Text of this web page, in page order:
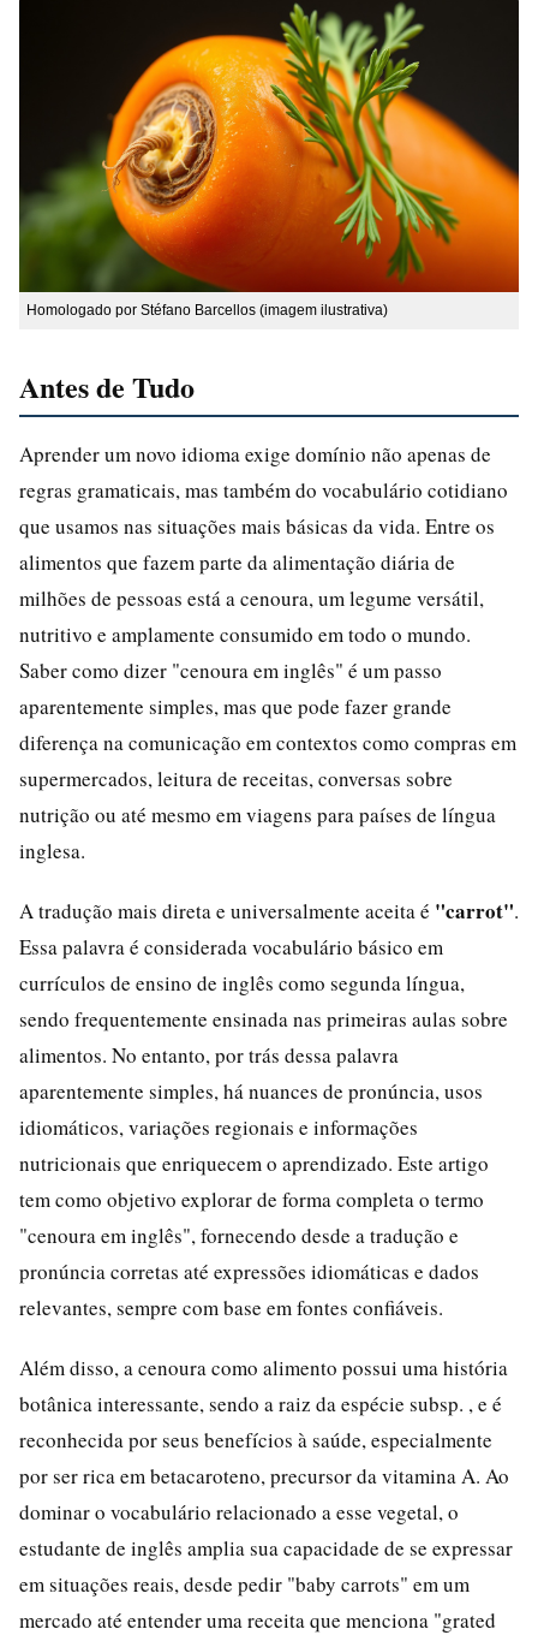
Homologado por Stéfano Barcellos (imagem ilustrativa)
Antes de Tudo
Aprender um novo idioma exige domínio não apenas de
regras gramaticais, mas também do vocabulário cotidiano
que usamos nas situações mais básicas da vida. Entre os
alimentos que fazem parte da alimentação diária de
milhões de pessoas está a cenoura, um legume versátil,
nutritivo e amplamente consumido em todo o mundo.
Saber como dizer "cenoura em inglês" é um passo
aparentemente simples, mas que pode fazer grande
diferença na comunicação em contextos como compras em
supermercados, leitura de receitas, conversas sobre
nutrição ou até mesmo em viagens para países de língua
inglesa.
A tradução mais direta e universalmente aceita é "carrot".
Essa palavra é considerada vocabulário básico em
currículos de ensino de inglês como segunda língua,
sendo frequentemente ensinada nas primeiras aulas sobre
alimentos. No entanto, por trás dessa palavra
aparentemente simples, há nuances de pronúncia, usos
idiomáticos, variações regionais e informações
nutricionais que enriquecem o aprendizado. Este artigo
tem como objetivo explorar de forma completa o termo
"cenoura em inglês", fornecendo desde a tradução e
pronúncia corretas até expressões idiomáticas e dados
relevantes, sempre com base em fontes confiáveis.
Além disso, a cenoura como alimento possui uma história
botânica interessante, sendo a raiz da espécie subsp. , e é
reconhecida por seus benefícios à saúde, especialmente
por ser rica em betacaroteno, precursor da vitamina A. Ao
dominar o vocabulário relacionado a esse vegetal, o
estudante de inglês amplia sua capacidade de se expressar
em situações reais, desde pedir "baby carrots" em um
mercado até entender uma receita que menciona "grated